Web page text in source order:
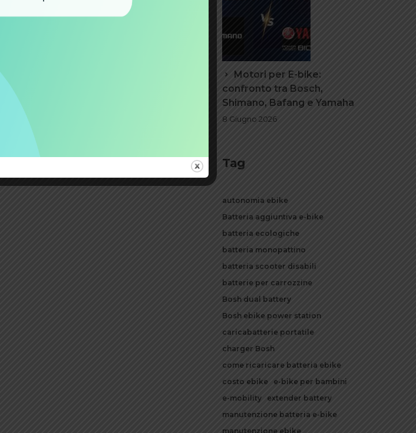
il tempo di cui hanno bisogno per
prendersi
collega nel caso in cui non vengano
regolare se i terminali delle
dovrà pulirli completamente e
Motori per E-bike:
confronto tra Bosch,
Shimano, Bafang e Yamaha
8 Giugno 2026
Tag
autonomia ebike
Batteria aggiuntiva e-bike
batteria ecologiche
batteria monopattino
batteria scooter disabili
batterie per carrozzine
Bosh dual battery
Bosh ebike power station
caricabatterie portatile
charger Bosh
come ricaricare batteria ebike
costo ebike
e-bike per bambini
e-mobility
extender battery
manutenzione batteria e-bike
manutenzione ebike